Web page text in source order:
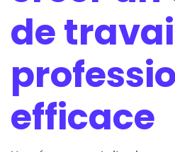
de
efficace